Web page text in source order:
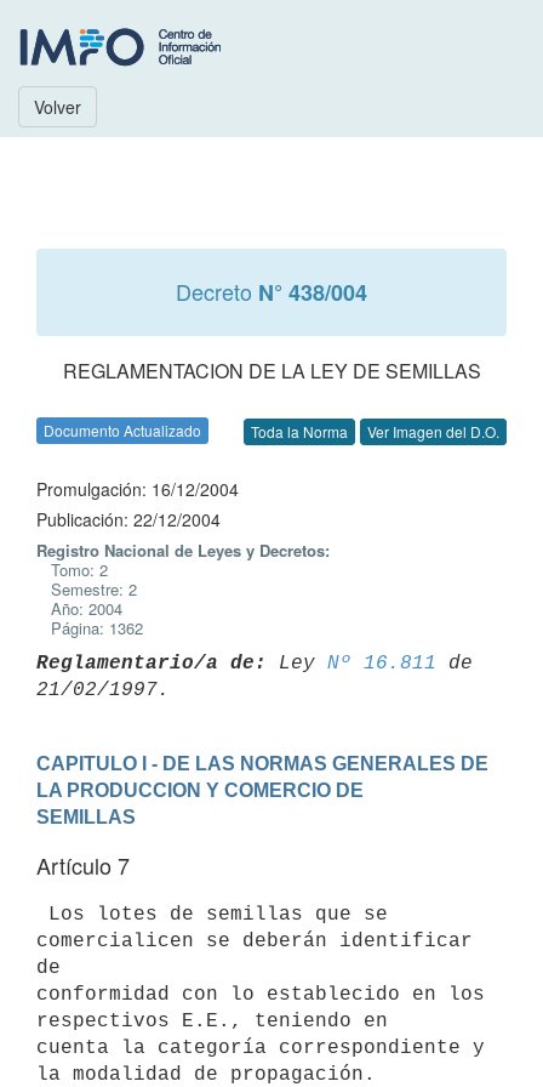
Volver
Decreto N° 438/004
REGLAMENTACION DE LA LEY DE SEMILLAS
Documento Actualizado Toda la Norma Ver Imagen del D.O.
Promulgación: 16/12/2004
Publicación: 22/12/2004
Registro Nacional de Leyes y Decretos:
Tomo: 2
Semestre: 2
Año: 2004
Página: 1362
Reglamentario/a de: Ley Nº 16.811
de
CAPITULO I - DE LAS NORMAS GENERALES DE
LA PRODUCCION Y COMERCIO DE
SEMILLAS
Artículo 7
comercialicen se deberán identificar
de
conformidad con lo establecido en los
respectivos E.E., teniendo en
cuenta la categoría correspondiente y
la modalidad de propagación.